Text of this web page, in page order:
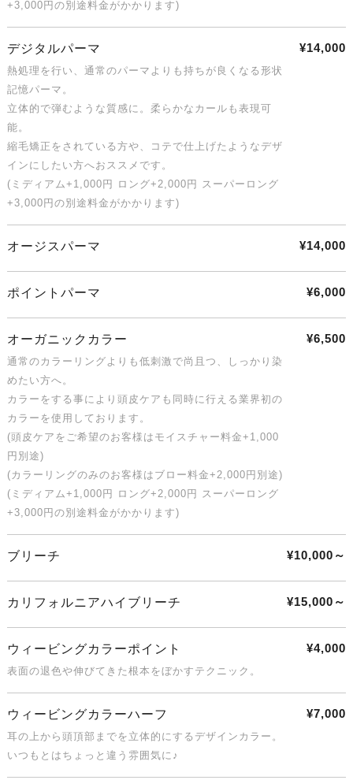
+3,000円の別途料金がかかります)
デジタルパーマ
熱処理を行い、通常のパーマよりも持ちが良くなる形状
記憶パーマ。
立体的で弾むような質感に。柔らかなカールも表現可
能。
縮毛矯正をされている方や、コテで仕上げたようなデザ
インにしたい方へおススメです。
(ミディアム+1,000円 ロング+2,000円 スーパーロング
+3,000円の別途料金がかかります)
¥14,000
オージスパーマ ¥14,000
ポイントパーマ ¥6,000
オーガニックカラー
通常のカラーリングよりも低刺激で尚且つ、しっかり染
めたい方へ。
カラーをする事により頭皮ケアも同時に行える業界初の
カラーを使用しております。
(頭皮ケアをご希望のお客様はモイスチャー料金+1,000
円別途)
(カラーリングのみのお客様はブロー料金+2,000円別途)
(ミディアム+1,000円 ロング+2,000円 スーパーロング
+3,000円の別途料金がかかります)
¥6,500
ブリーチ ¥10,000～
カリフォルニアハイブリーチ ¥15,000～
ウィービングカラーポイント
表面の退色や伸びてきた根本をぼかすテクニック。
¥4,000
ウィービングカラーハーフ
耳の上から頭頂部までを立体的にするデザインカラー。
いつもとはちょっと違う雰囲気に♪
¥7,000